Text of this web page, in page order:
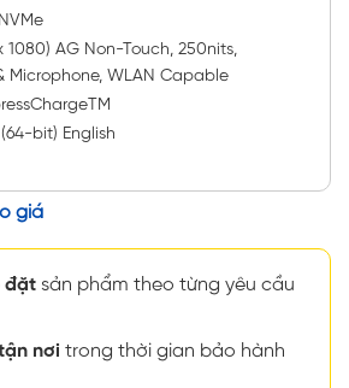
1080) AG Non-Touch, 250nits,
Microphone, WLAN Capable
bit) English
giá
đặt sản phẩm theo từng yêu cầu
nơi trong thời gian bảo hành